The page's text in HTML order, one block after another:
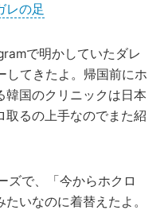
レの足
で明かしていたダレ
してきたよ。帰国前にホ
韓国のクリニックは日本
取るの上手なのでまた紹
で、「今からホクロ
いなのに着替えたよ。